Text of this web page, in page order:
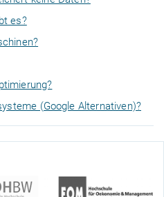
es?
(Google Alternativen)?